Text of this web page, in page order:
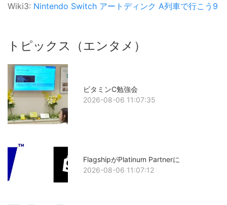
Wiki3: Nintendo Switch アートディンク A列車で行こう9
トピックス（エンタメ）
ビタミンC勉強会
2026-08-06 11:07:35
FlagshipがPlatinum Partnerに
2026-08-06 11:07:12